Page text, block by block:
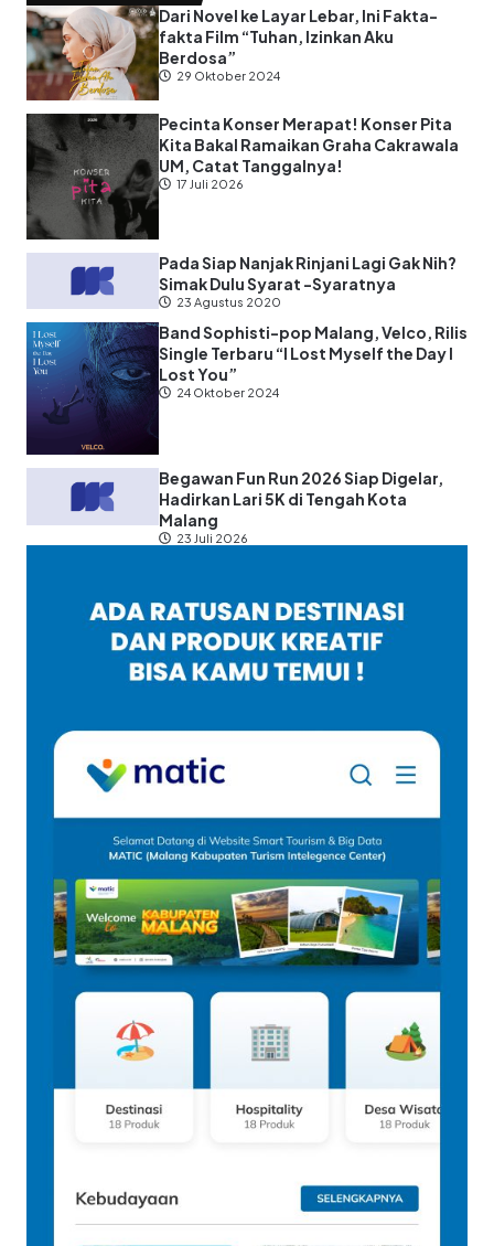
Dari Novel ke Layar Lebar, Ini Fakta-
fakta Film “Tuhan, Izinkan Aku
Berdosa”
29 Oktober 2024
Pecinta Konser Merapat! Konser Pita
Kita Bakal Ramaikan Graha Cakrawala
UM, Catat Tanggalnya!
17 Juli 2026
Pada Siap Nanjak Rinjani Lagi Gak Nih?
Simak Dulu Syarat -Syaratnya
23 Agustus 2020
Band Sophisti-pop Malang, Velco, Rilis
Single Terbaru “I Lost Myself the Day I
Lost You”
24 Oktober 2024
Begawan Fun Run 2026 Siap Digelar,
Hadirkan Lari 5K di Tengah Kota
Malang
23 Juli 2026